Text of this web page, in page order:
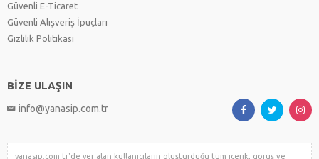
Güvenli E-Ticaret
Güvenli Alışveriş İpuçları
Gizlilik Politikası
BİZE ULAŞIN
info@yanasip.com.tr
yanasip.com.tr'de yer alan kullanıcıların oluşturduğu tüm içerik, görüş ve